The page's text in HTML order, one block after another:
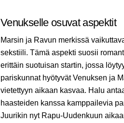
Venukselle osuvat aspektit
Marsin ja Ravun merkissä
sekstiili. Tämä aspekti suosii
erittäin suotuisan startin, jossa
pariskunnat hyötyvät Venuksen ja
vietettyyn aikaan kasvaa. Halu
haasteiden kanssa kamppailevia
Juurikin nyt Rapu-Uudenkuun